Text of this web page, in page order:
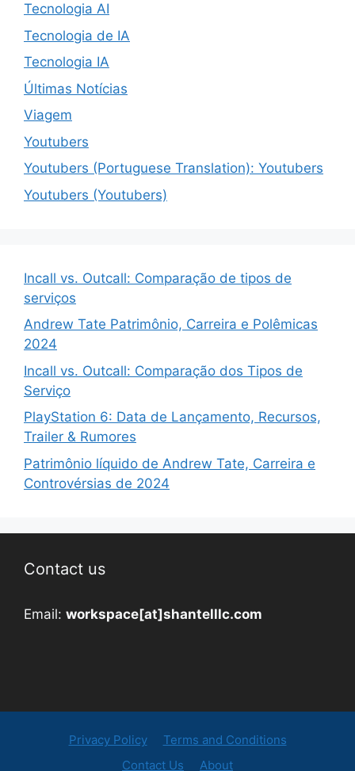
Tecnologia AI
Tecnologia de IA
Tecnologia IA
Últimas Notícias
Viagem
Youtubers
Youtubers (Portuguese Translation): Youtubers
Youtubers (Youtubers)
Incall vs. Outcall: Comparação de tipos de
serviços
Andrew Tate Patrimônio, Carreira e Polêmicas
2024
Incall vs. Outcall: Comparação dos Tipos de
Serviço
PlayStation 6: Data de Lançamento, Recursos,
Trailer & Rumores
Patrimônio líquido de Andrew Tate, Carreira e
Controvérsias de 2024
Contact us
Email: workspace[at]shantelllc.com
Privacy Policy
Terms and Conditions
Contact Us
About